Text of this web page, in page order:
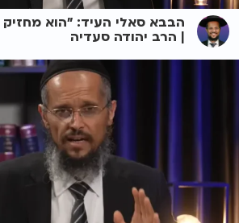
הבבא סאלי העיד: "הוא
| הרב יהודה סעדיה